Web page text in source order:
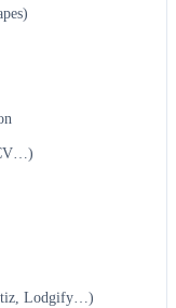
Lodgify…)